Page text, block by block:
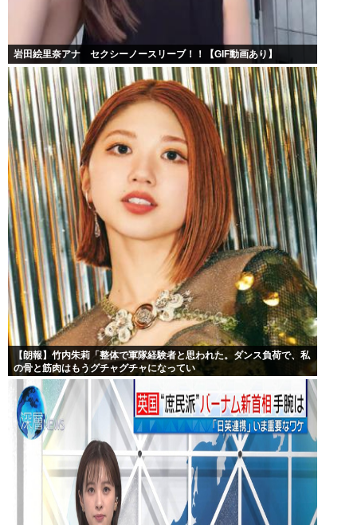
岩田絵里奈アナ セクシーノースリーブ！！【GIF動画あり】
【朗報】竹内朱莉「整体で軍隊経験者と思われた。ダンス負荷で、私
の骨と筋肉はもうグチャグチャになってい